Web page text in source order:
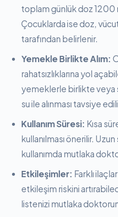
toplam günlük doz 1200
Çocuklarda ise doz,
tarafından belirlenir.
Yemekle Birlikte Alım:
rahatsızlıklarına yol
yemeklerle birlikte veya
su ile alınması tavsiye
Kullanım Süresi: Kısa
kullanılması önerilir.
kullanımda mutlaka
Etkileşimler: Farklı
etkileşim riskini
listenizi mutlaka